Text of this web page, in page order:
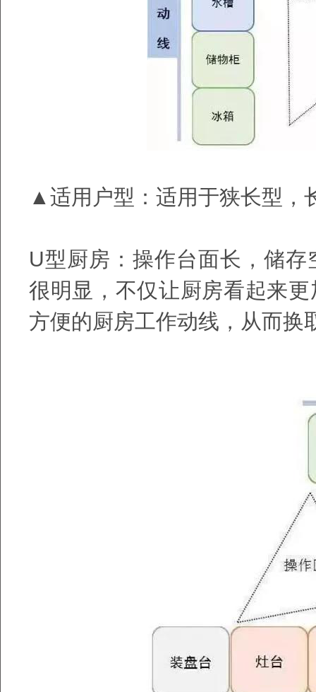
▲适用户型：适用于狭长型，
U型厨房：操作台面长，储
很明显，不仅让厨房看起来
方便的厨房工作动线，从而换